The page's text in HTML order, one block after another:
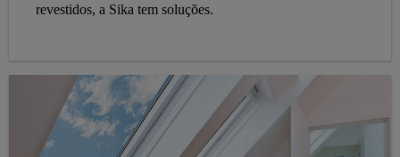
revestidos, a Sika tem soluções.